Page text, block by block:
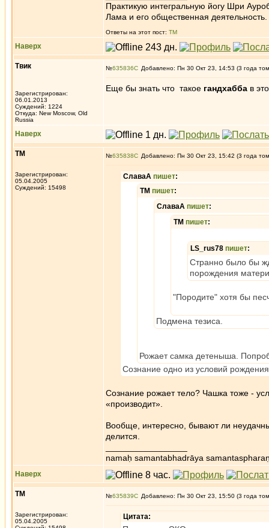
Практикую интегральную йогу Шри
Лама и его общественная деятельность.
Ответы на этот пост: ТМ
Наверх
Твик
Зарегистрирован:
06.01.2013
Суждений: 1224
Откуда: New Moscow, Old
Russia
№635836 Добавлено: Пн 30 Окт 23, 14:53 (3 года
Еще бы знать что такое гандхабба в
Наверх
ТМ
Зарегистрирован:
05.04.2005
Суждений: 15498
№635838 Добавлено: Пн 30 Окт 23, 15:42 (3 года
СлаваА пишет:
ТМ пишет:
СлаваА пишет:
ТМ пишет:
LS_rus78 пишет:
Странно было бы
порождения
"Породите" хотя бы
Подмена тезиса.
Рожает самка детеныша.
Сознание одно из условий
Сознание рожает тело? Чашка тоже -
«производит».
Вообще, интересно, бывают ли
делится.
namaḥ samantabhadrāya
Наверх
ТМ
Зарегистрирован:
05.04.2005
№635839 Добавлено: Пн 30 Окт 23, 15:50 (3 года
Цитата: